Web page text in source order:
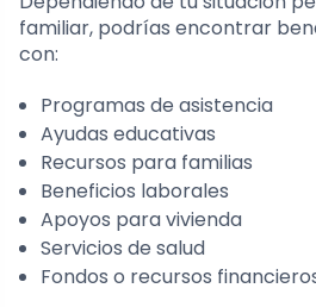
familiar, podrías encontrar
con:
Programas de asistencia
Ayudas educativas
Recursos para familias
Beneficios laborales
Apoyos para vivienda
Servicios de salud
Fondos o recursos